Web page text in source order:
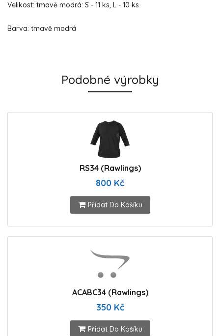
Velikost: tmavě modrá: S - 11 ks, L - 10 ks
Barva: tmavě modrá
Podobné výrobky
RS34 (Rawlings)
800 Kč
Přidat Do Košíku
ACABC34 (Rawlings)
350 Kč
Přidat Do Košíku